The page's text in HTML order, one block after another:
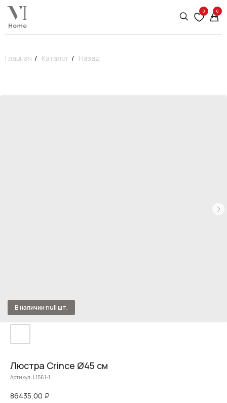
0 0
Главная / Каталог / Назад
Люстра Crince Ø45 см
Артикул: L1561-1
86435,00 ₽